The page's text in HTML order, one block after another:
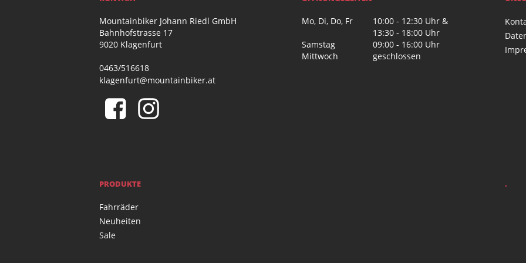
Mountainbiker Johann Riedl GmbH
Bahnhofstrasse 17
9020 Klagenfurt
0463/516618
klagenfurt@mountainbiker.at
Mo, Di, Do, Fr
10:00 - 12:30 Uhr &
13:30 - 18:00 Uhr
Samstag
09:00 - 16:00 Uhr
Mittwoch
geschlossen
PRODUKTE
Fahrräder
Neuheiten
Sale
.